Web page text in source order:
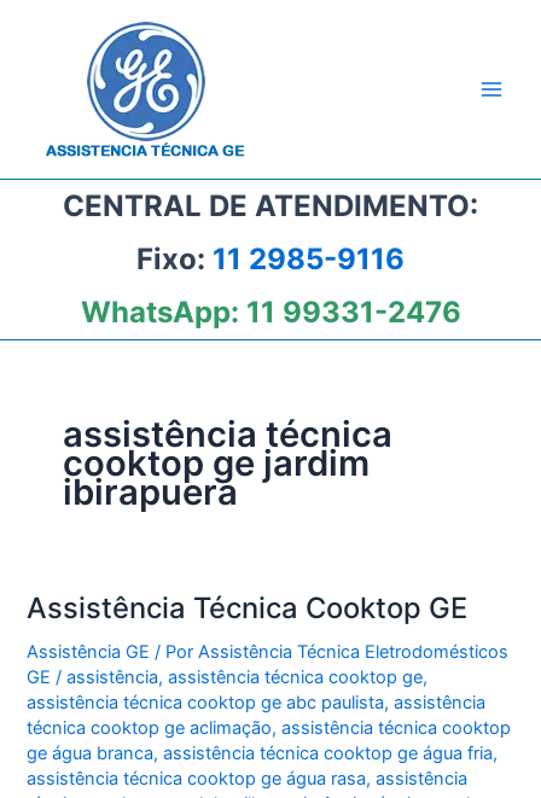
CENTRAL DE ATENDIMENTO:
Fixo: 11 2985-9116
WhatsApp: 11 99331-2476
assistência técnica
cooktop ge jardim
ibirapuera
Assistência Técnica Cooktop GE
Assistência GE / PorAssistência Técnica Eletrodomésticos
GE/assistência,assistência técnica cooktop ge,
assistência técnica cooktop ge abc paulista,assistência
técnica cooktop ge aclimação,assistência técnica cooktop
ge água branca,assistência técnica cooktop ge água fria,
assistência técnica cooktop ge água rasa,assistência